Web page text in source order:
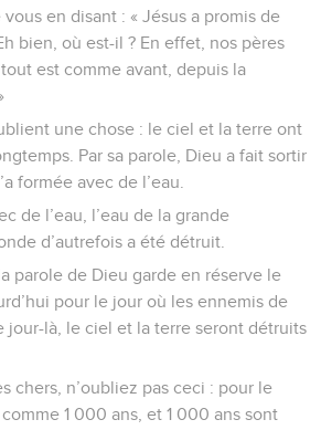
en disant : « Jésus a promis de
bien, où est-il ? En effet, nos pères
est comme avant, depuis la
une chose : le ciel et la terre ont
Par sa parole, Dieu a fait sortir
formée avec de l’eau.
de l’eau, l’eau de la grande
d’autrefois a été détruit.
parole de Dieu garde en réserve le
pour le jour où les ennemis de
jour-là, le ciel et la terre seront détruits
chers, n’oubliez pas ceci : pour le
1 000 ans, et 1 000 ans sont